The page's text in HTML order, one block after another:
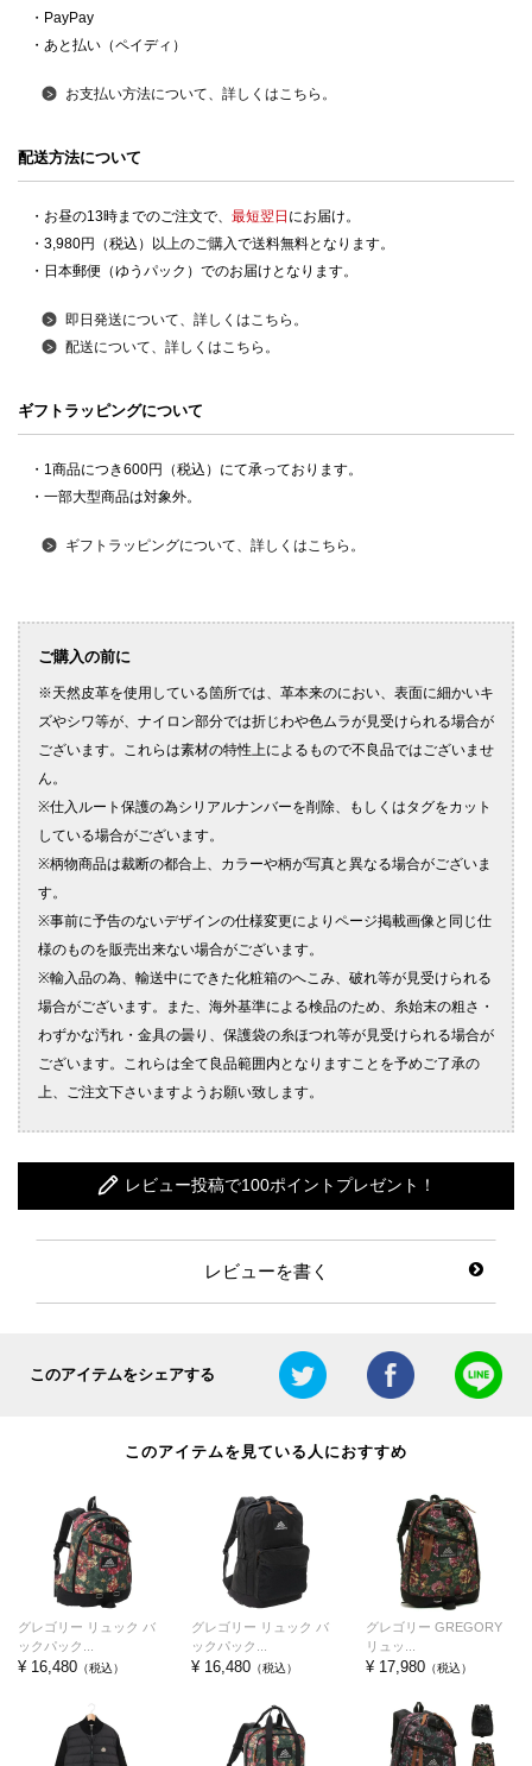
・PayPay
・あと払い（ペイディ）
お支払い方法について、詳しくはこちら。
配送方法について
・お昼の13時までのご注文で、 最短翌日 にお届け。
・3,980円（税込）以上のご購入で送料無料となります。
・日本郵便（ゆうパック）でのお届けとなります。
即日発送について、詳しくはこちら。
配送について、詳しくはこちら。
ギフトラッピングについて
・1商品につき600円（税込）にて承っております。
・一部大型商品は対象外。
ギフトラッピングについて、詳しくはこちら。
レビュー投稿で100ポイントプレゼント！
レビューを書く
このアイテムをシェアする
このアイテムを見ている人におすすめ
グレゴリー リュック バ
ックパック...
¥ 16,480 （税込）
グレゴリー リュック バ
ックパック...
¥ 16,480 （税込）
グレゴリー GREGORY
リュッ...
¥ 17,980（税込）